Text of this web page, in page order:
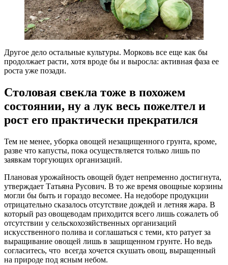
Другое дело остальные культуры. Морковь все еще как бы
продолжает расти, хотя вроде бы и выросла: активная фаза ее
роста уже позади.
Столовая свекла тоже в похожем
состоянии, ну а лук весь пожелтел и
рост его практически прекратился
Тем не менее, уборка овощей незащищенного грунта, кроме,
разве что капусты, пока осуществляется только лишь по
заявкам торгующих организаций.
Плановая урожайность овощей будет непременно достигнута,
утверждает Татьяна Русович. В то же время овощные корзины
могли бы быть и гораздо весомее. На недоборе продукции
отрицательно сказалось отсутствие дождей и летняя жара. В
который раз овощеводам приходится всего лишь сожалеть об
отсутствии у сельскохозяйственных организаций
искусственного полива и соглашаться с теми, кто ратует за
выращивание овощей лишь в защищенном грунте. Но ведь
согласитесь, что всегда хочется скушать овощ, выращенный
на природе под ясным небом.